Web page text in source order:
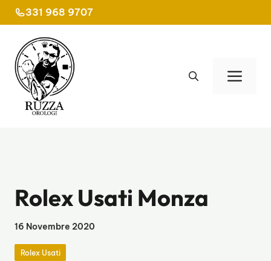
al
contenuto
331 968 9707
Rolex Usati Monza
16 Novembre 2020
Rolex Usati